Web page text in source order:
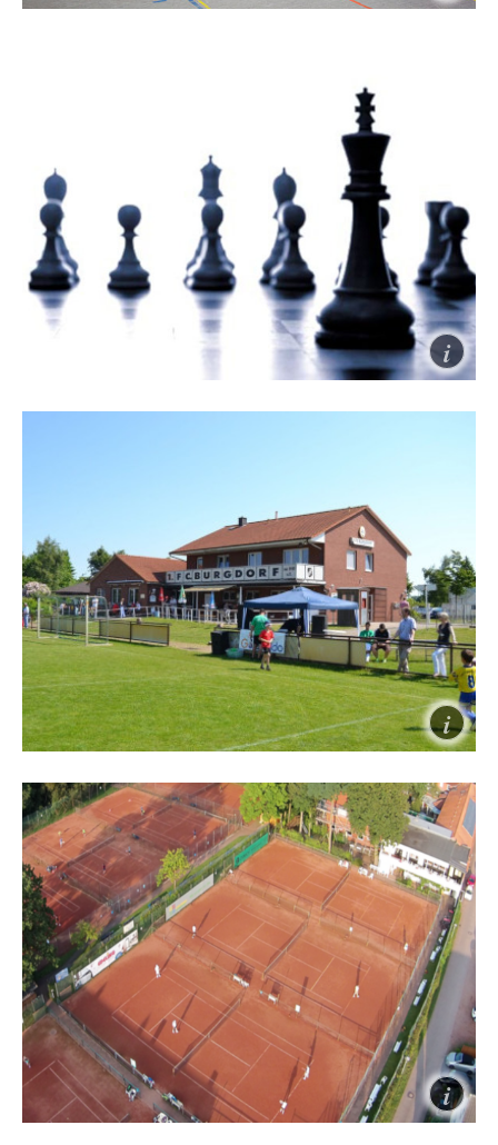
Komm doch einfach mal vorbei: bis zu drei
Probetrainings sind jederzeit auch ohne Anmeldung
möglich. gerne kannst du auch Kontakt zu unserem
Trainerteam aufnehmen: Sie verraten dir, welche
Gruppe am besten passen könnte.
Herzlich willkommen bei der Schachabteilung des
TSV Burgdorf. Wir treffen uns privat Montags ab
18:00
Auekicker
Herzlich willkommen bei der JSG Aue Kicker
...gemeinsam für unsere Jugend!
Die Auekicker sind eine vereinsübergreifende
Kooperation der Burgdorfer Vereine, für Kinder und
Jugendliche
Pétanque